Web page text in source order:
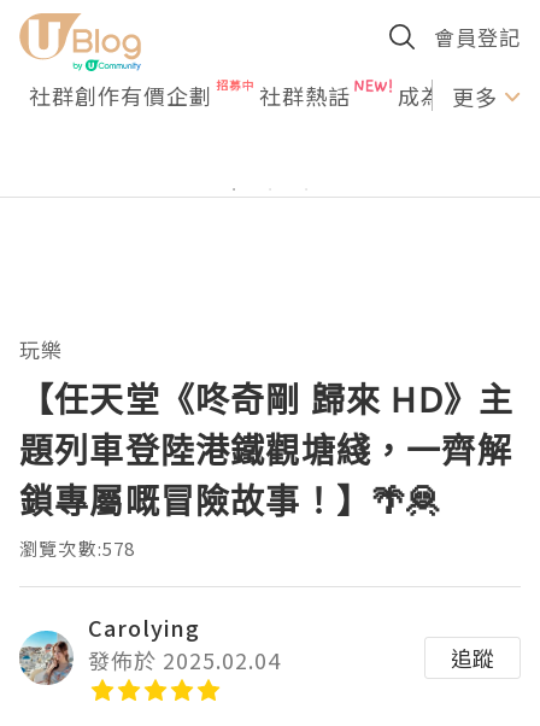
會員登記
社群創作有價企劃 社群熱話 成為U更多
玩樂
【任天堂《咚奇剛 歸來 HD》主
題列車登陸港鐵觀塘綫，一齊解
鎖專屬嘅冒險故事！】🌴🦧
瀏覽次數:578
Carolying
發佈於 2025.02.04
追蹤